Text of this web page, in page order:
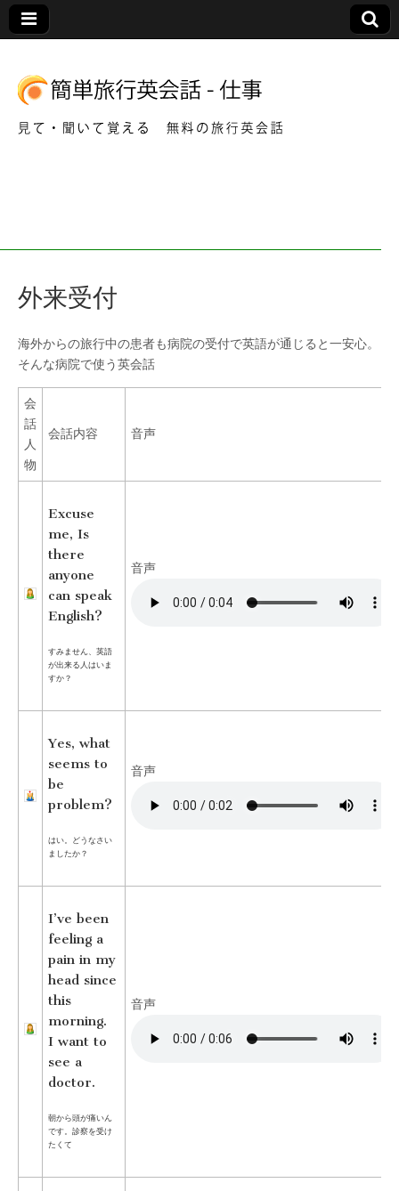
海
外
旅
行
英
会
話-
仕
事
編
外来受付
海外からの旅行中の患者も病院の受付で英語が通じると一安心。
そんな病院で使う英会話
会
話
人
物
会話内容 音声
Excuse
me, Is
there
anyone
can speak
English?
すみません、英語
が出来る人はいま
すか？
音声
Yes, what
seems to
be
problem?
はい。どうなさい
ましたか？
音声
I’ve been
feeling a
pain in my
head since
this
morning.
I want to
see a
doctor.
朝から頭が痛いん
です。診察を受け
たくて
音声